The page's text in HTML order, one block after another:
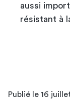
aussi
résistant à
Publié le 16